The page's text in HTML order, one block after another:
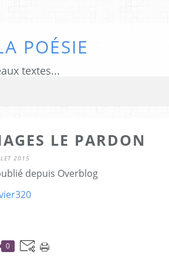
POÉSIE
textes...
LE PARDON
2015
depuis Overblog
0